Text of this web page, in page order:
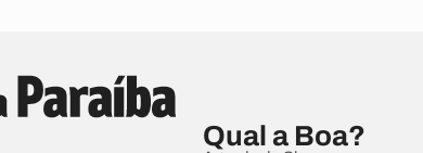
Qual a Boa?